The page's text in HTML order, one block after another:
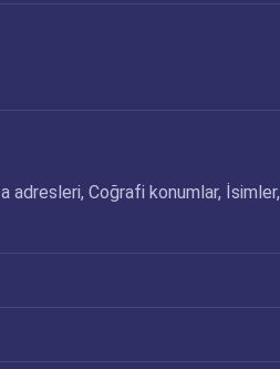
adresleri, Coğrafi konumlar, İsimler,